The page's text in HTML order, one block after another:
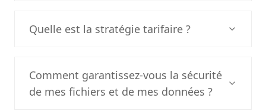
Quelle est la stratégie tarifaire ?
Comment garantissez-vous la sécurité
de mes fichiers et de mes données ?